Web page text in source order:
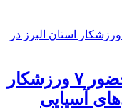
۲ مدال برنز نتیجه حضور ۷ ورزشکار
آسیایی